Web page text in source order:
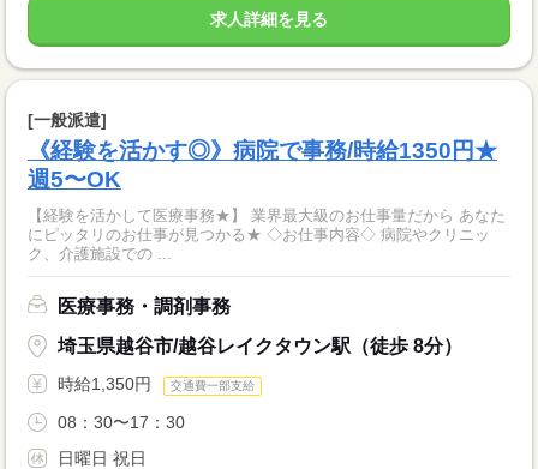
求人詳細を見る
[一般派遣]
《経験を活かす◎》病院で事務/時給1350円★
週5〜OK
【経験を活かして医療事務★】 業界最大級のお仕事量だから あなた
にピッタリのお仕事が見つかる★ ◇お仕事内容◇ 病院やクリニッ
ク、介護施設での ...
医療事務・調剤事務
埼玉県越谷市/越谷レイクタウン駅（徒歩 8分）
時給1,350円 交通費一部支給
08：30〜17：30
日曜日 祝日